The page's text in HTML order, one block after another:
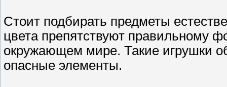
Стоит подбирать предметы
цвета препятствуют правильному
окружающем мире. Такие игрушки
опасные элементы.